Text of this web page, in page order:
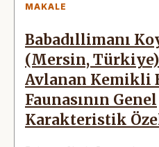
MAKALE
Babadıllimanı
(Mersin,
Avlanan Kemikli
Faunasının Genel
Karakteristik